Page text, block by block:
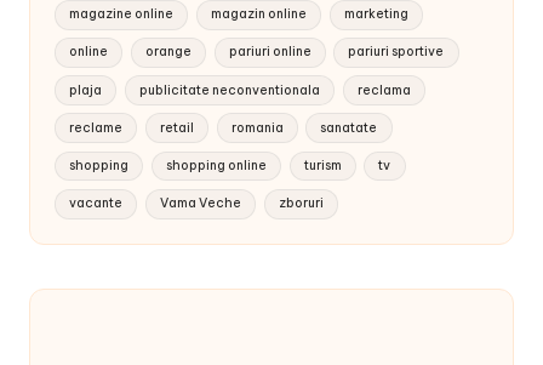
magazine online magazin online marketing
online orange pariuri online pariuri sportive
plaja publicitate neconventionala reclama
reclame retail romania sanatate
shopping shopping online turism tv
vacante Vama Veche zboruri